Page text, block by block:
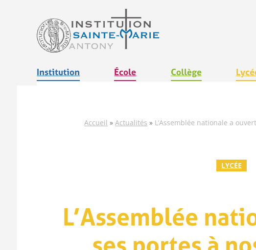
contenu
Institution École Collège
Accueil »Actualités » L’Assemblée nationale a
LYCÉE
L’Assemblée